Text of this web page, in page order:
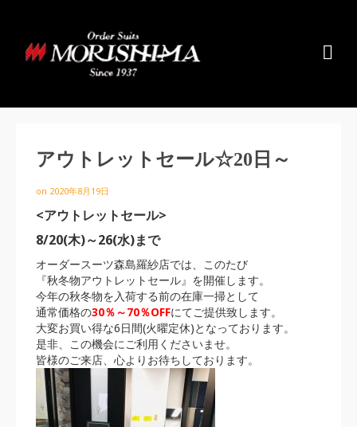
アウトレットセール☆20日～
on 2020年8月19日
<アウトレットセール>
8/20(木)～26(水)まで
オーダースーツ森島羅紗店では、このたび
『秋冬物アウトレットセール』を開催します。
今年の秋冬物を入荷する前の在庫一掃として
通常価格の30％～70％OFFにてご提供致します。
大変お買い得な6日間(火曜定休)となっております。
是非、この機会にご利用くださいませ。
皆様のご来店、心よりお待ちしております。